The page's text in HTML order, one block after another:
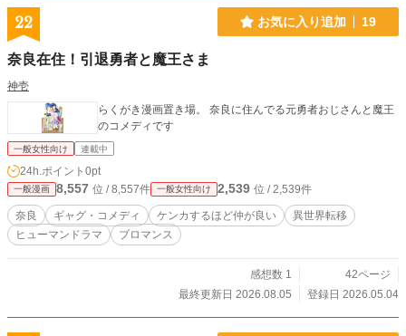
22 お気に入り追加 19
奈良在住！引退勇者と魔王さま
神壱
らくがき漫画置き場。 奈良に住んでる元勇者おじさんと魔王
のコメディです
一般女性向け 連載中
24h.ポイント 0pt
一般漫画 8,557 位 / 8,557件 一般女性向け 2,539 位 / 2,539件
奈良 ギャグ・コメディ ケンカするほど仲が良い
異世界転移
ヒューマンドラマ
ブロマンス
感想数 1
42ページ
最終更新日 2026.08.05
登録日 2026.05.04